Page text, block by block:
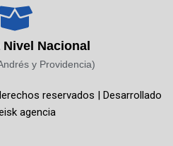
a
b
e
k
Nacional
y Providencia)
reservados | Desarrollado
agencia